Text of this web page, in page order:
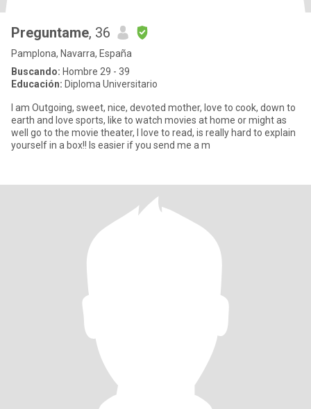
Preguntame, 36
Pamplona, Navarra, España
Buscando: Hombre 29 - 39
Educación: Diploma Universitario
I am Outgoing, sweet, nice, devoted mother, love to cook, down to
earth and love sports, like to watch movies at home or might as
well go to the movie theater, I love to read, is really hard to explain
yourself in a box!! Is easier if you send me a m